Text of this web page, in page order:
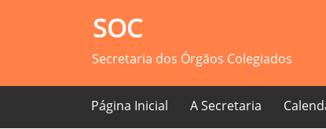
SOC
Secretaria dos Órgãos Colegiados
Página Inicial A Secretaria